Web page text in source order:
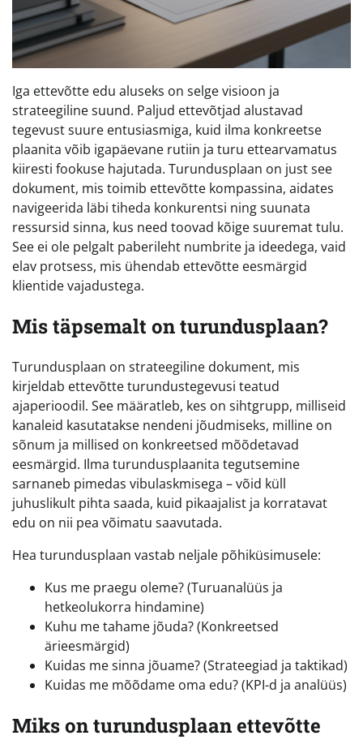
Iga ettevõtte edu aluseks on selge visioon ja
strateegiline suund. Paljud ettevõtjad alustavad
tegevust suure entusiasmiga, kuid ilma konkreetse
plaanita võib igapäevane rutiin ja turu ettearvamatus
kiiresti fookuse hajutada. Turundusplaan on just see
dokument, mis toimib ettevõtte kompassina, aidates
navigeerida läbi tiheda konkurentsi ning suunata
ressursid sinna, kus need toovad kõige suuremat tulu.
See ei ole pelgalt paberileht numbrite ja ideedega, vaid
elav protsess, mis ühendab ettevõtte eesmärgid
klientide vajadustega.
Mis täpsemalt on turundusplaan?
Turundusplaan on strateegiline dokument, mis
kirjeldab ettevõtte turundustegevusi teatud
ajaperioodil. See määratleb, kes on sihtgrupp, milliseid
kanaleid kasutatakse nendeni jõudmiseks, milline on
sõnum ja millised on konkreetsed mõõdetavad
eesmärgid. Ilma turundusplaanita tegutsemine
sarnaneb pimedas vibulaskmisega – võid küll
juhuslikult pihta saada, kuid pikaajalist ja korratavat
edu on nii pea võimatu saavutada.
Hea turundusplaan vastab neljale põhiküsimusele:
Kus me praegu oleme? (Turuanalüüs ja
hetkeolukorra hindamine)
Kuhu me tahame jõuda? (Konkreetsed
ärieesmärgid)
Kuidas me sinna jõuame? (Strateegiad ja taktikad)
Kuidas me mõõdame oma edu? (KPI-d ja analüüs)
Miks on turundusplaan ettevõtte